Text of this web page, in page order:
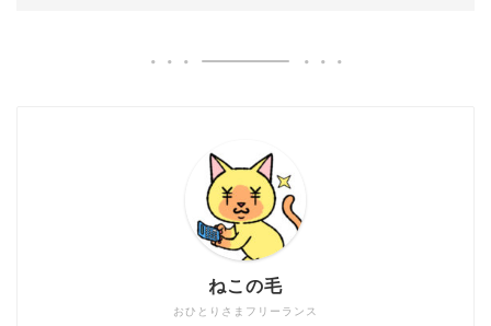
おひとりさまフリーランス
ねこの毛